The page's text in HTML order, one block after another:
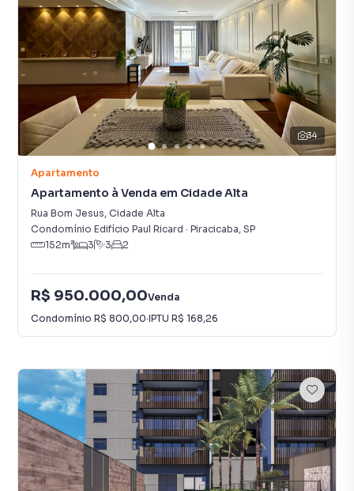
34
Apartamento
Apartamento à Venda em Cidade Alta
Rua Bom Jesus, Cidade Alta
Condomínio Edifício Paul Ricard · Piracicaba, SP
152m² 3 3 2
R$ 950.000,00Venda
Condomínio R$ 800,00·IPTU R$ 168,26